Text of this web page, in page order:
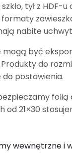
tył z HDF-
nabite
mogą być
do
postawienia.
od 21×30
wewnętrzne i